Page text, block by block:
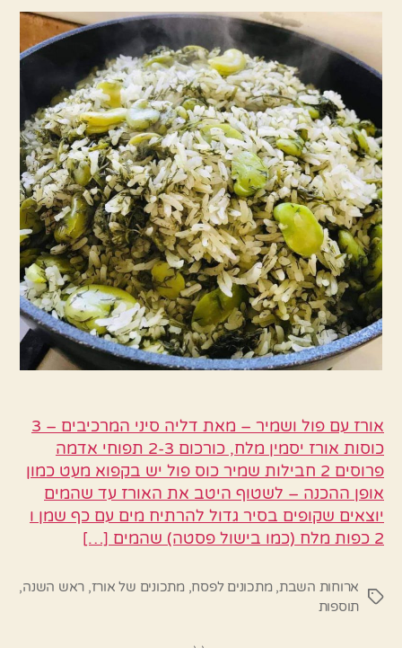
פול
אורז עם פול ושמיר – מאת דליה סיני המרכיבים – 3
כוסות אורז יסמין מלח, כורכום 2-3 תפוחי אדמה
פרוסים 2 חבילות שמיר כוס פול יש בקפוא מעט כמון
אופן ההכנה – לשטוף היטב את האורז עד שהמים
יוצאים שקופים בסיר גדול להרתיח מים עם כף שמן ו
2 כפות מלח (כמו בישול פסטה) שהמים […]
תגיות
ארוחות השבת,מתכונים לפסח,מתכונים של אורז, ראש השנה,
תוספות